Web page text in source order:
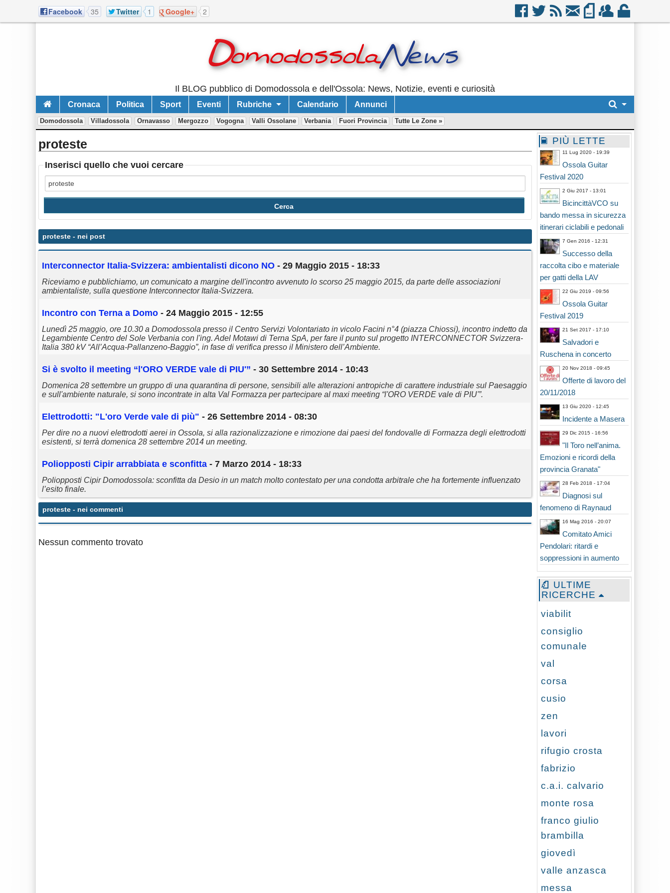
Facebook 35 Twitter 1 Google+ 2
Il BLOG pubblico di Domodossola e dell'Ossola: News, Notizie, eventi e curiosità
Cronaca Politica Sport Eventi Rubriche Calendario Annunci
Domodossola Villadossola Ornavasso Mergozzo Vogogna Valli Ossolane Verbania Fuori Provincia Tutte Le Zone »
proteste
Inserisci quello che vuoi cercare
proteste - nei post
Interconnector Italia-Svizzera: ambientalisti dicono NO - 29 Maggio 2015 - 18:33
Riceviamo e pubblichiamo, un comunicato a margine dell'incontro avvenuto lo scorso 25 maggio 2015, da parte delle associazioni
ambientaliste, sulla questione Interconnector Italia-Svizzera.
Incontro con Terna a Domo - 24 Maggio 2015 - 12:55
Lunedì 25 maggio, ore 10.30 a Domodossola presso il Centro Servizi Volontariato in vicolo Facini n°4 (piazza Chiossi), incontro indetto da
Legambiente Centro del Sole Verbania con l'ing. Adel Motawi di Terna SpA, per fare il punto sul progetto INTERCONNECTOR Svizzera-
Italia 380 kV “All’Acqua-Pallanzeno-Baggio”, in fase di verifica presso il Ministero dell’Ambiente.
Si è svolto il meeting “l'ORO VERDE vale di PIU'” - 30 Settembre 2014 - 10:43
Domenica 28 settembre un gruppo di una quarantina di persone, sensibili alle alterazioni antropiche di carattere industriale sul Paesaggio
e sull'ambiente naturale, si sono incontrate in alta Val Formazza per partecipare al maxi meeting “l'ORO VERDE vale di PIU'”.
Elettrodotti: "L'oro Verde vale di più" - 26 Settembre 2014 - 08:30
Per dire no a nuovi elettrodotti aerei in Ossola, si alla razionalizzazione e rimozione dai paesi del fondovalle di Formazza degli elettrodotti
esistenti, si terrà domenica 28 settembre 2014 un meeting.
Poliopposti Cipir arrabbiata e sconfitta - 7 Marzo 2014 - 18:33
Poliopposti Cipir Domodossola: sconfitta da Desio in un match molto contestato per una condotta arbitrale che ha fortemente influenzato
l’esito finale.
proteste - nei commenti
Nessun commento trovato
PIÙ LETTE
11 Lug 2020 - 19:39
Ossola Guitar
Festival 2020
2 Giu 2017 - 13:01
BicincittàVCO su
bando messa in sicurezza
itinerari ciclabili e pedonali
7 Gen 2016 - 12:31
Successo della
raccolta cibo e materiale
per gatti della LAV
22 Giu 2019 - 09:56
Ossola Guitar
Festival 2019
21 Set 2017 - 17:10
Salvadori e
Ruschena in concerto
20 Nov 2018 - 09:45
Offerte di lavoro del
20/11/2018
13 Giu 2020 - 12:45
Incidente a Masera
29 Dic 2015 - 16:56
"Il Toro nell’anima.
Emozioni e ricordi della
provincia Granata"
28 Feb 2018 - 17:04
Diagnosi sul
fenomeno di Raynaud
16 Mag 2016 - 20:07
Comitato Amici
Pendolari: ritardi e
soppressioni in aumento
ULTIME
RICERCHE
viabilit
consiglio
comunale
val
corsa
cusio
zen
lavori
rifugio crosta
fabrizio
c.a.i. calvario
monte rosa
franco giulio
brambilla
giovedì
valle anzasca
messa